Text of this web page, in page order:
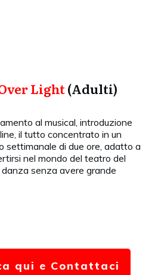
Light(Adulti)
al musical, introduzione
il tutto concentrato in un
settimanale di due ore, adatto a
nel mondo del teatro del
senza avere grande
qui e Contattaci